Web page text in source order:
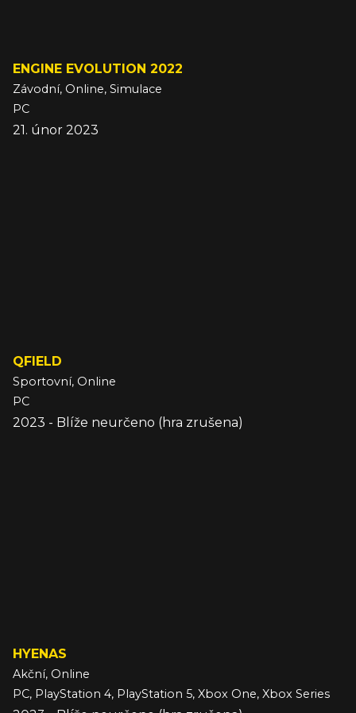
ENGINE EVOLUTION 2022
Závodní, Online, Simulace
PC
21. únor 2023
QFIELD
Sportovní, Online
PC
2023 - Blíže neurčeno (hra zrušena)
HYENAS
Akční, Online
PC, PlayStation 4, PlayStation 5, Xbox One, Xbox Series